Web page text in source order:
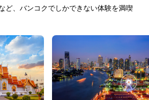
ど、バンコクでしかできない体験を満喫